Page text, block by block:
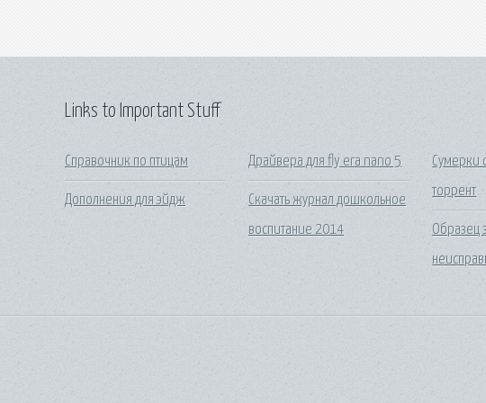
Links to Important Stuff
Справочник по птицам
Дополнения для эйдж
Драйвера для fly era nano 5
Скачать журнал дошкольное
воспитание 2014
Сумерки
торрент
Образец